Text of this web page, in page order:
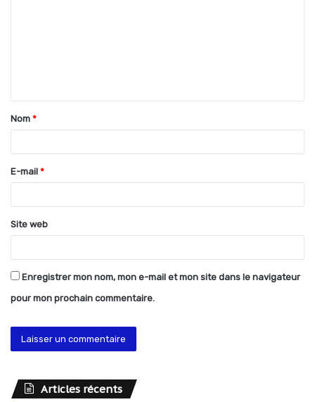
t
a
e
*
Nom *
E-mail *
Site web
Enregistrer mon nom, mon e-mail et mon site dans le navigateur
pour mon prochain commentaire.
Articles récents